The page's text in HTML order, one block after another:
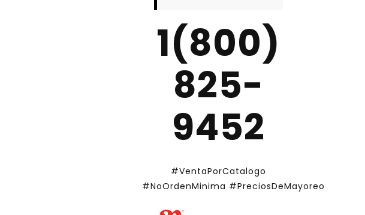
1(800)
825-
9452
#VentaPorCatalogo
#NoOrdenMinima #PreciosDeMayoreo